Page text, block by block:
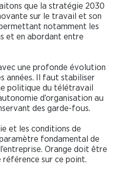
que la stratégie 2030
sur le travail et son
notamment les
et en abordant entre
une profonde évolution
années. Il faut stabiliser
politique du télétravail
d’organisation au
des garde-fous.
et les conditions de
fondamental de
Orange doit être
référence sur ce point.